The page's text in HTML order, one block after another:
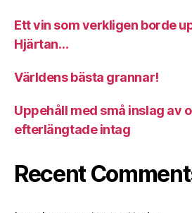
Ett vin som verkligen borde
Hjärtan…
Världens bästa grannar!
Uppehåll med små inslag av
efterlängtade intag
Recent